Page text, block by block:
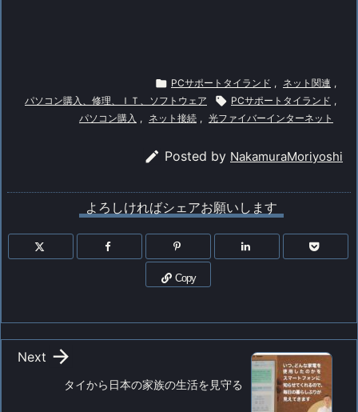
 PCサポートタイランド , ネット関連 ,
パソコン購入、修理、ＩＴ、ソフトウェア
 PCサポートタイランド ,
パソコン購入 , ネット接続 , 光ファイバーインターネット
 Posted by NakamuraMoriyoshi
よろしければシェアお願いします
Copy
タイから日本の家族の生活を見守る

Next